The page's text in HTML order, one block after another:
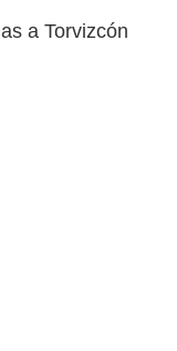
a Torvizcón